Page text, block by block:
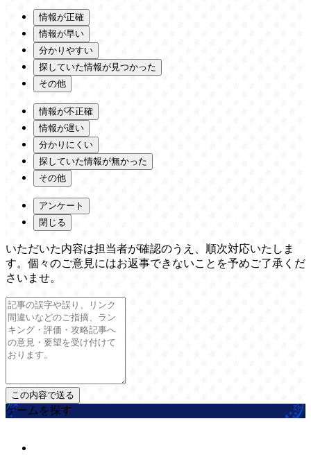
情報が正確
情報が早い
分かりやすい
探していた情報が見つかった
その他
情報が不正確
情報が遅い
分かりにくい
探していた情報が無かった
その他
アンケート
閉じる
いただいた内容は担当者が確認のうえ、順次対応いたしま
す。個々のご意見にはお返事できないことを予めご了承くだ
さいませ。
ゲームを探す